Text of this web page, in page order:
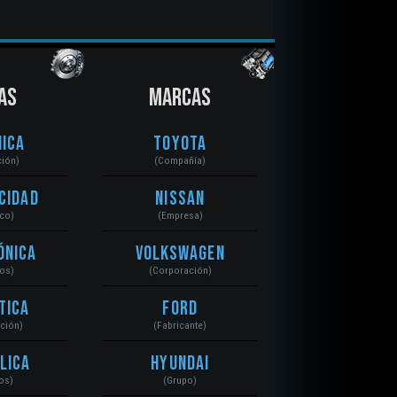
MARCAS
Toyota
(Compañía)
Nissan
(Empresa)
Volkswagen
(Corporación)
Ford
(Fabricante)
Hyundai
(Grupo)